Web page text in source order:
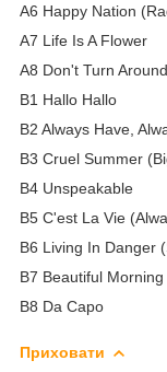
A6 Happy Nation
A7 Life Is A Flower
A8 Don't Turn Around
B1 Hallo Hallo
B2 Always Have,
B3 Cruel Summer
B4 Unspeakable
B5 C'est La Vie
B6 Living In Danger
B7 Beautiful Morning
B8 Da Capo
Приховати